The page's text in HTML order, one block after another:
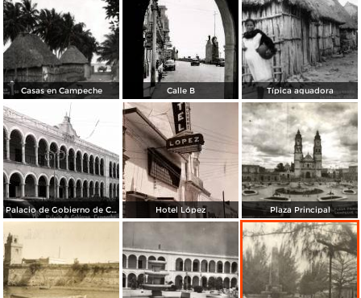
Casas en Campeche Calle B Típica aguadora
Palacio de Gobierno de Campeche Hotel López Plaza Principal